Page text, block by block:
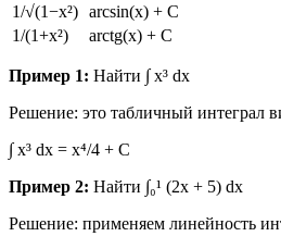
1/√(1−x²) arcsin(x) + C
1/(1+x²)
arctg(x) + C
Пример 1: Найти ∫ x³ dx
Решение: это табличный интеграл
∫ x³ dx = x⁴/4 + C
Пример 2: Найти ∫₀¹ (2x + 5) dx
Решение: применяем линейность